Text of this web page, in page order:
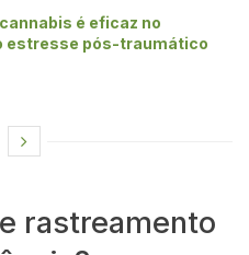
é eficaz no
estresse pós-traumático
rastreamento